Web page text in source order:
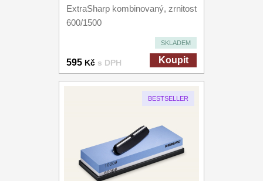
ExtraSharp kombinovaný, zrnitost
600/1500
SKLADEM
595 Kč s DPH Koupit
BESTSELLER